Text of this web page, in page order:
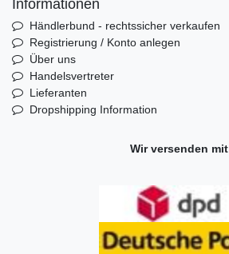
Informationen
Händlerbund - rechtssicher verkaufen
Registrierung / Konto anlegen
Über uns
Handelsvertreter
Lieferanten
Dropshipping Information
Wir versenden mit